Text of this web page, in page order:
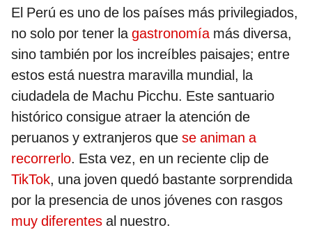
El Perú es uno de los países más privilegiados,
no solo por tener la gastronomía más diversa,
sino también por los increíbles paisajes; entre
estos está nuestra maravilla mundial, la
ciudadela de Machu Picchu. Este santuario
histórico consigue atraer la atención de
peruanos y extranjeros que se animan a
recorrerlo. Esta vez, en un reciente clip de
TikTok, una joven quedó bastante sorprendida
por la presencia de unos jóvenes con rasgos
muy diferentes al nuestro.